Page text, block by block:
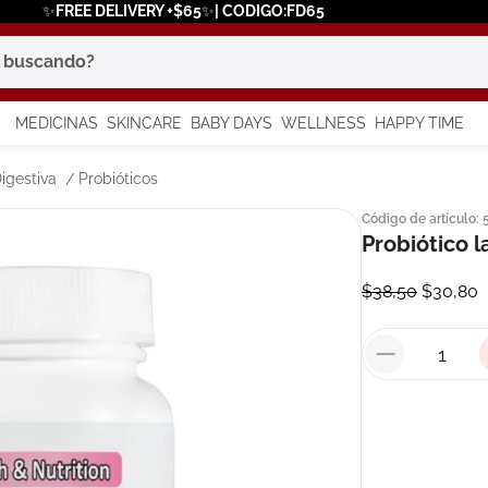
✨FREE DELIVERY +$65✨| CODIGO:FD65
MEDICINAS SKINCARE BABY DAYS WELLNESS HAPPY TIME
Probióticos
Código de artículo:
Probiótico
$38,50 $30,80
más buscados